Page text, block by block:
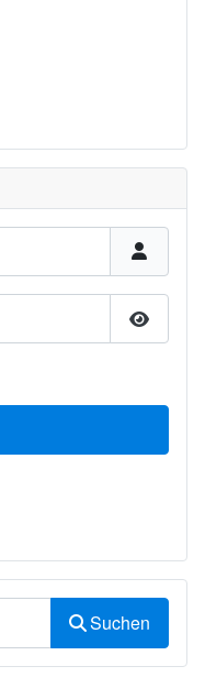
Suchen